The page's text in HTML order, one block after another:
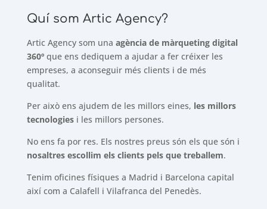
Quí som Artic Agency?
Artic Agency som una agència de màrqueting digital
360ºque ens dediquem a ajudar a fer créixer les
empreses, a aconseguir més clients i de més
qualitat.
Per això ens ajudem de les millors eines, les millors
tecnologiesi les millors persones.
No ens fa por res. Els nostres preus són els que són i
nosaltres escollim els clients pels que treballem.
Tenim oficines físiques a Madrid i Barcelona capital
així com a Calafell i Vilafranca del Penedès.